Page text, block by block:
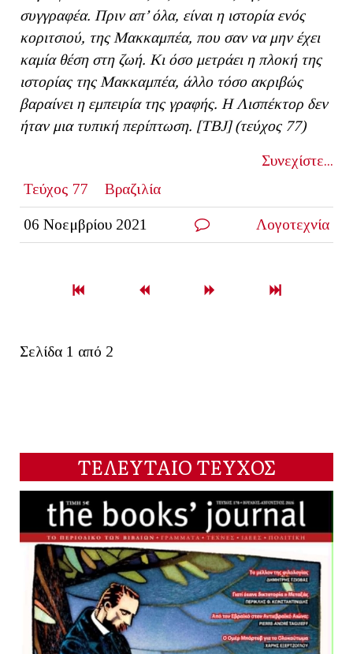
συγγραφέα. Πριν απ’ όλα, είναι η ιστορία ενός
κοριτσιού, της Μακκαμπέα, που σαν να μην έχει
καμία θέση στη ζωή. Κι όσο μετράει η πλοκή της
ιστορίας της Μακκαμπέα, άλλο τόσο ακριβώς
βαραίνει η εμπειρία της γραφής. Η Λισπέκτορ δεν
ήταν μια τυπική περίπτωση. [TBJ] (τεύχος 77)
Συνεχίστε...
Τεύχος 77
Βραζιλία
06 Νοεμβρίου 2021 Λογοτεχνία
Σελίδα 1 από 2
ΤΕΛΕΥΤΑΙΟ ΤΕΥΧΟΣ